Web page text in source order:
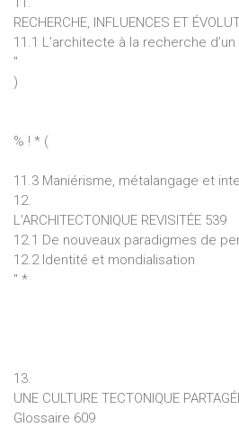
RECHERCHE, INFLUENCES ET
11.1 L’architecte à la recherche
" 
)
% ! * (
11.3 Maniérisme, métalangage et
12.
L’ARCHITECTONIQUE REVISITÉE 539
12.1 De nouveaux paradigmes de
12.2 Identité et mondialisation
" *
13.
UNE CULTURE TECTONIQUE
Glossaire 609